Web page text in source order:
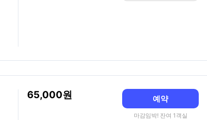
65,000 예약
마감임박! 잔여 1객실